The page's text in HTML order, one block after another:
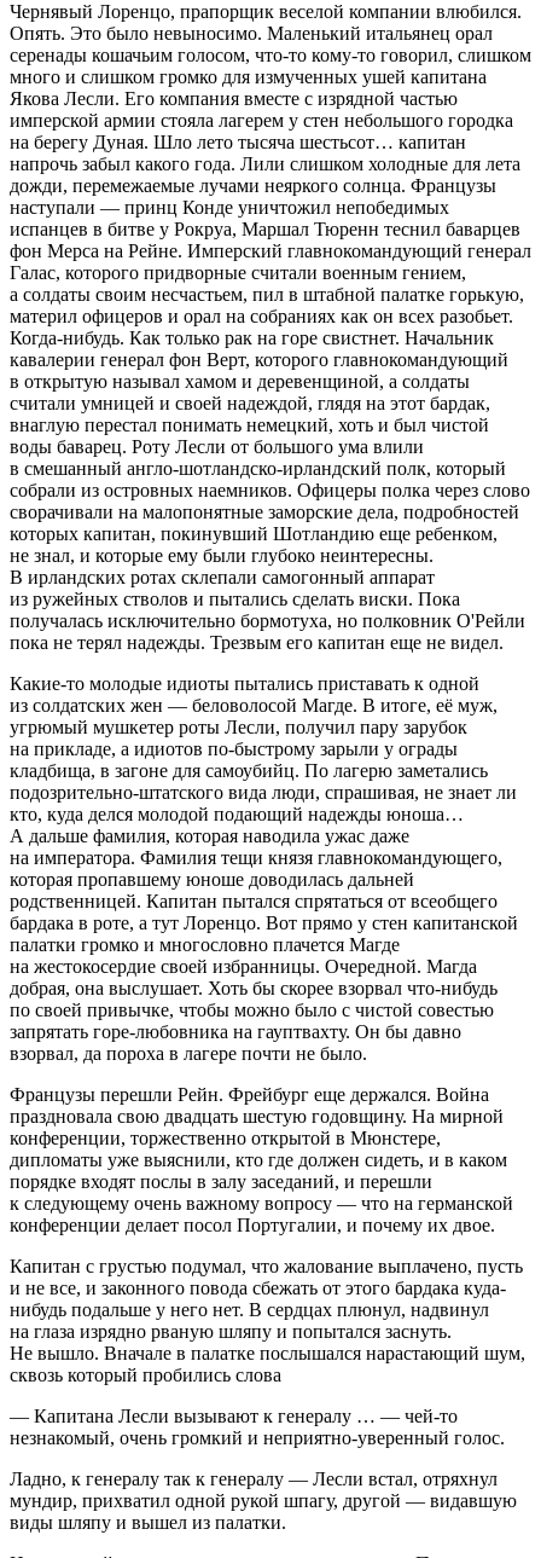
Чернявый Лоренцо, прапорщик веселой компании влюбился.
Опять. Это было невыносимо. Маленький итальянец орал
серенады кошачьим голосом, что-то кому-то говорил, слишком
много и слишком громко для измученных ушей капитана
Якова Лесли. Его компания вместе с изрядной частью
имперской армии стояла лагерем у стен небольшого городка
на берегу Дуная. Шло лето тысяча шестьсот… капитан
напрочь забыл какого года. Лили слишком холодные для лета
дожди, перемежаемые лучами неяркого солнца. Французы
наступали — принц Конде уничтожил непобедимых
испанцев в битве у Рокруа, Маршал Тюренн теснил баварцев
фон Мерса на Рейне. Имперский главнокомандующий генерал
Галас, которого придворные считали военным гением,
а солдаты своим несчастьем, пил в штабной палатке горькую,
материл офицеров и орал на собраниях как он всех разобьет.
Когда-нибудь. Как только рак на горе свистнет. Начальник
кавалерии генерал фон Верт, которого главнокомандующий
в открытую называл хамом и деревенщиной, а солдаты
считали умницей и своей надеждой, глядя на этот бардак,
внаглую перестал понимать немецкий, хоть и был чистой
воды баварец. Роту Лесли от большого ума влили
в смешанный англо-шотландско-ирландский полк, который
собрали из островных наемников. Офицеры полка через слово
сворачивали на малопонятные заморские дела, подробностей
которых капитан, покинувший Шотландию еще ребенком,
не знал, и которые ему были глубоко неинтересны.
В ирландских ротах склепали самогонный аппарат
из ружейных стволов и пытались сделать виски. Пока
получалась исключительно бормотуха, но полковник О'Рейли
пока не терял надежды. Трезвым его капитан еще не видел.
Какие-то молодые идиоты пытались приставать к одной
из солдатских жен — беловолосой Магде. В итоге, её муж,
угрюмый мушкетер роты Лесли, получил пару зарубок
на прикладе, а идиотов по-быстрому зарыли у ограды
кладбища, в загоне для самоубийц. По лагерю заметались
подозрительно-штатского вида люди, спрашивая, не знает ли
кто, куда делся молодой подающий надежды юноша…
А дальше фамилия, которая наводила ужас даже
на императора. Фамилия тещи князя главнокомандующего,
которая пропавшему юноше доводилась дальней
родственницей. Капитан пытался спрятаться от всеобщего
бардака в роте, а тут Лоренцо. Вот прямо у стен капитанской
палатки громко и многословно плачется Магде
на жестокосердие своей избранницы. Очередной. Магда
добрая, она выслушает. Хоть бы скорее взорвал что-нибудь
по своей привычке, чтобы можно было с чистой совестью
запрятать горе-любовника на гауптвахту. Он бы давно
взорвал, да пороха в лагере почти не было.
Французы перешли Рейн. Фрейбург еще держался. Война
праздновала свою двадцать шестую годовщину. На мирной
конференции, торжественно открытой в Мюнстере,
дипломаты уже выяснили, кто где должен сидеть, и в каком
порядке входят послы в залу заседаний, и перешли
к следующему очень важному вопросу — что на германской
конференции делает посол Португалии, и почему их двое.
Капитан с грустью подумал, что жалование выплачено, пусть
и не все, и законного повода сбежать от этого бардака куда-
нибудь подальше у него нет. В сердцах плюнул, надвинул
на глаза изрядно рваную шляпу и попытался заснуть.
Не вышло. Вначале в палатке послышался нарастающий шум,
сквозь который пробились слова
— Капитана Лесли вызывают к генералу … — чей-то
незнакомый, очень громкий и неприятно-уверенный голос.
Ладно, к генералу так к генералу — Лесли встал, отряхнул
мундир, прихватил одной рукой шпагу, другой — видавшую
виды шляпу и вышел из палатки.